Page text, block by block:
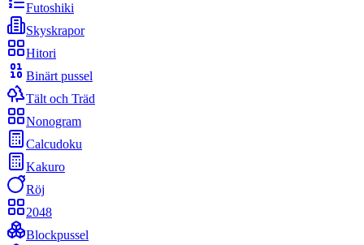
Futoshiki
Skyskrapor
Hitori
Binärt pussel
Tält och Träd
Nonogram
Calcudoku
Kakuro
Röj
2048
Blockpussel